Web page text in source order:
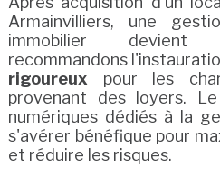
Armainvilliers, une
immobilier devient
recommandons
rigoureux pour les
provenant des loyers.
numériques dédiés à la
s'avérer bénéfique pour
et réduire les risques.